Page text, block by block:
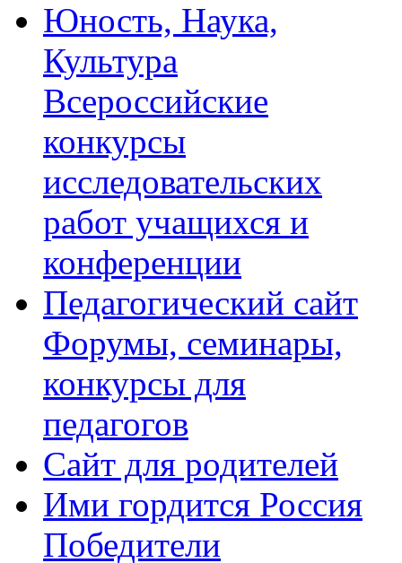
Юность, Наука,
Культура
Всероссийские
конкурсы
исследовательских
работ учащихся и
конференции
Педагогический сайт
Форумы, семинары,
конкурсы для
педагогов
Сайт для родителей
Ими гордится Россия
Победители